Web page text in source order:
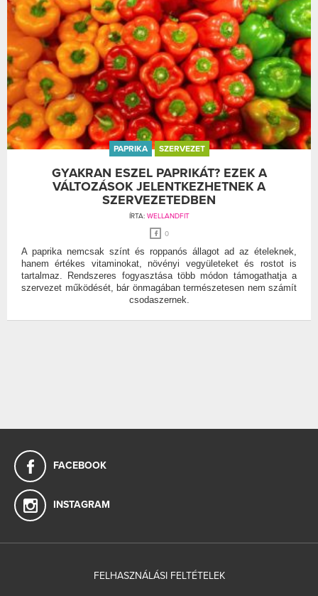
PAPRIKA SZERVEZET
GYAKRAN ESZEL PAPRIKÁT? EZEK A
VÁLTOZÁSOK JELENTKEZHETNEK A
SZERVEZETEDBEN
ÍRTA: WELLANDFIT
0
A paprika nemcsak színt és roppanós állagot ad az ételeknek,
hanem értékes vitaminokat, növényi vegyületeket és rostot is
tartalmaz. Rendszeres fogyasztása több módon támogathatja a
szervezet működését, bár önmagában természetesen nem számít
csodaszernek.
FACEBOOK
INSTAGRAM
FELHASZNÁLÁSI FELTÉTELEK